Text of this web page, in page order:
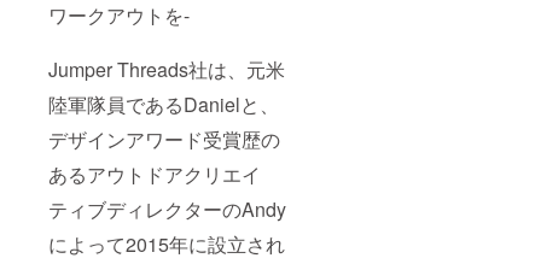
ワークアウトを-
Jumper Threads社は、元米
陸軍隊員であるDanielと、
デザインアワード受賞歴の
あるアウトドアクリエイ
ティブディレクターのAndy
によって2015年に設立され